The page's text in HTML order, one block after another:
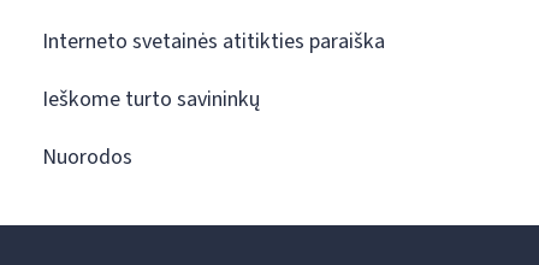
Interneto svetainės atitikties paraiška
Ieškome turto savininkų
Nuorodos